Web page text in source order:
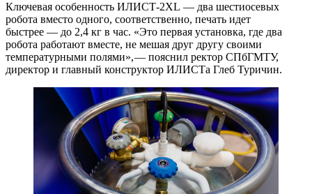
Ключевая особенность ИЛИСТ‑2XL — ​два шестиосевых
робота вместо одного, соответственно, печать идет
быстрее — ​до 2,4 кг в час. «Это первая установка, где два
робота работают вместе, не мешая друг другу своими
температурными полями», — ​пояснил ректор СПбГМТУ,
директор и главный конструктор ИЛИСТа Глеб Туричин.